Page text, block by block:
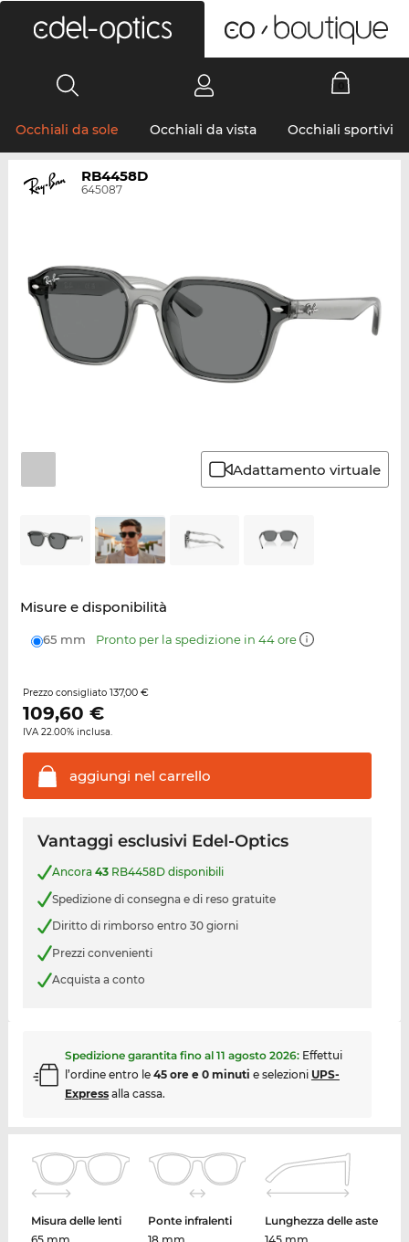
Occhiali da sole Occhiali da vista Occhiali sportivi
RB4458D
645087
Adattamento virtuale
Misure e disponibilità
65 mm Pronto per la spedizione in 44 ore
Prezzo consigliato 137,00 €
109,60 €
IVA 22.00% inclusa.
aggiungi nel carrello
Vantaggi esclusivi Edel-Optics
Ancora 43RB4458D disponibili
Spedizione di consegna e di reso gratuite
Diritto di rimborso entro 30 giorni
Prezzi convenienti
Acquista a conto
Spedizione garantita fino al 11 agosto 2026: Effettui
l’ordine entro le 45 ore e 0 minuti e selezioni UPS-
Expressalla cassa.
Misura delle lenti
Ponte infralenti
Lunghezza delle aste